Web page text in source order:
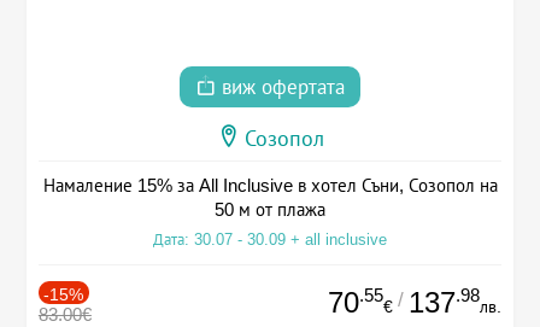
виж офертата
Созопол
Намаление 15% за All Inclusive в хотел Съни, Созопол на
50 м от плажа
Дата: 30.07 - 30.09 + all inclusive
-15%
83.00€ 70.55
€ / 137.98
лв.